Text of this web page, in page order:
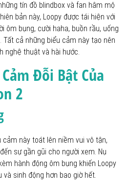
tín đồ blindbox và fan hâm mộ
bản này, Loopy được tái hiện với
ôm bụng, cười haha, buồn rầu, uống
Tất cả những biểu cảm này tạo nên
nghệ thuật và hài hước.
Đỗi Bật Của
2
cảm này toát lên niềm vui vô tận,
sự gần gũi cho người xem. Nụ
hành động ôm bụng khiến Loopy
và sinh động hơn bao giờ hết.